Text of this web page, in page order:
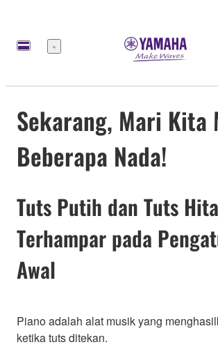
Menu
Sekarang, Mari Kita
Beberapa Nada!
Tuts Putih dan Tuts
Terhampar pada
Awal
Piano adalah alat musik yang
ketika tuts ditekan.